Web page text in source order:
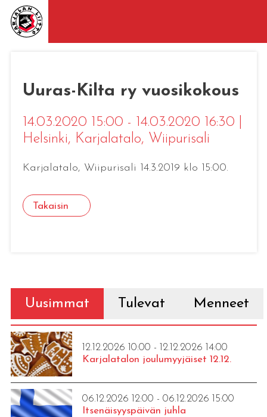
Uuras-Kilta ry vuosikokous
14.03.2020 15:00 - 14.03.2020 16:30
Helsinki, Karjalatalo, Wiipurisali
Karjalatalo, Wiipurisali 14.3.2019 klo 15:00.
Takaisin
Uusimmat Tulevat Menneet
12.12.2026 10:00 - 12.12.2026 14:00
Karjalatalon joulumyyjäiset 12.12.
06.12.2026 12:00 - 06.12.2026 15:00
Itsenäisyyspäivän juhla